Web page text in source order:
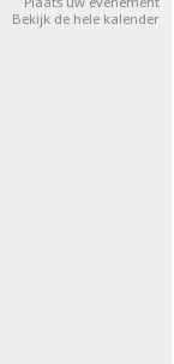
Bekijk de hele kalender